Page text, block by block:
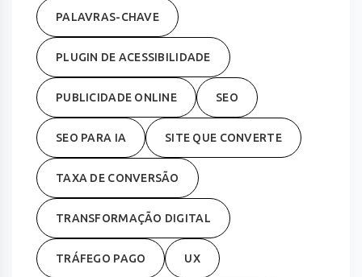
PALAVRAS-CHAVE
PLUGIN DE ACESSIBILIDADE
PUBLICIDADE ONLINE SEO
SEO PARA IA SITE QUE CONVERTE
TAXA DE CONVERSÃO
TRANSFORMAÇÃO DIGITAL
TRÁFEGO PAGO UX